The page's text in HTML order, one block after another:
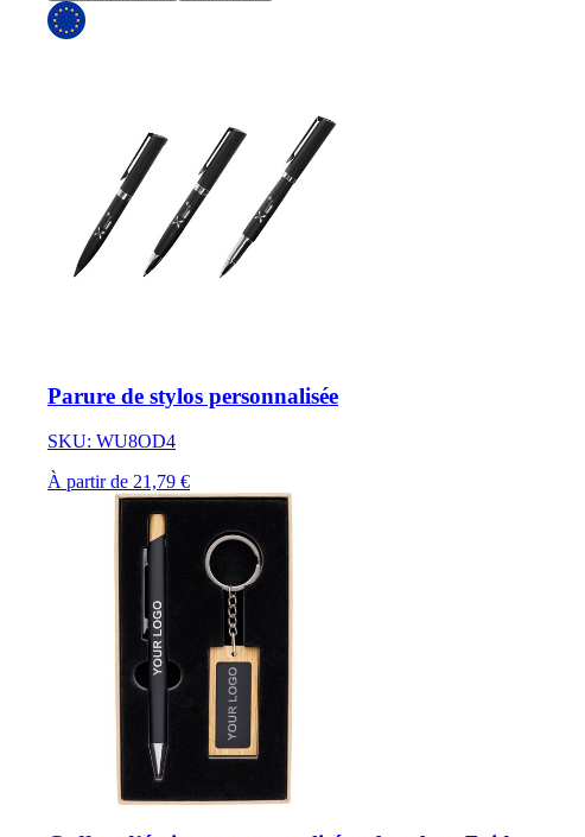
Parure de stylos personnalisée
SKU: WU8OD4
À partir de 21,79 €